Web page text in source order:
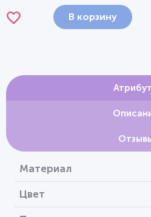
В корзину
Материал
Цвет